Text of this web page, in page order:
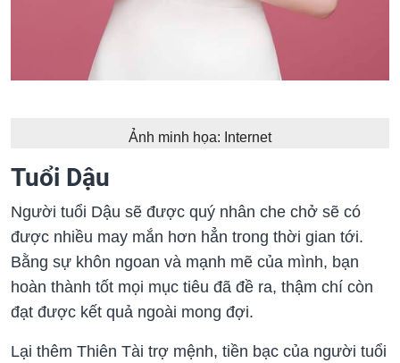
Ảnh minh họa: Internet
Tuổi Dậu
Người tuổi Dậu sẽ được quý nhân che chở sẽ có
được nhiều may mắn hơn hẳn trong thời gian tới.
Bằng sự khôn ngoan và mạnh mẽ của mình, bạn
hoàn thành tốt mọi mục tiêu đã đề ra, thậm chí còn
đạt được kết quả ngoài mong đợi.
Lại thêm Thiên Tài trợ mệnh, tiền bạc của người tuổi